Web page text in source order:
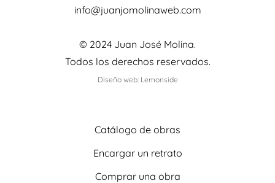
info@juanjomolinaweb.com
© 2024 Juan José Molina.
Todos los derechos reservados.
Diseño web: Lemonside
Catálogo de obras
Encargar un retrato
Comprar una obra